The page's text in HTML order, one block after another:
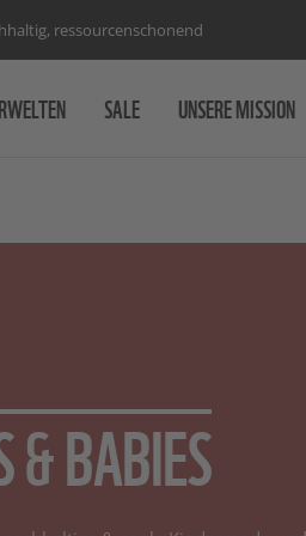
ressourcenschonend
SALE UNSERE MISSION
& BABIES